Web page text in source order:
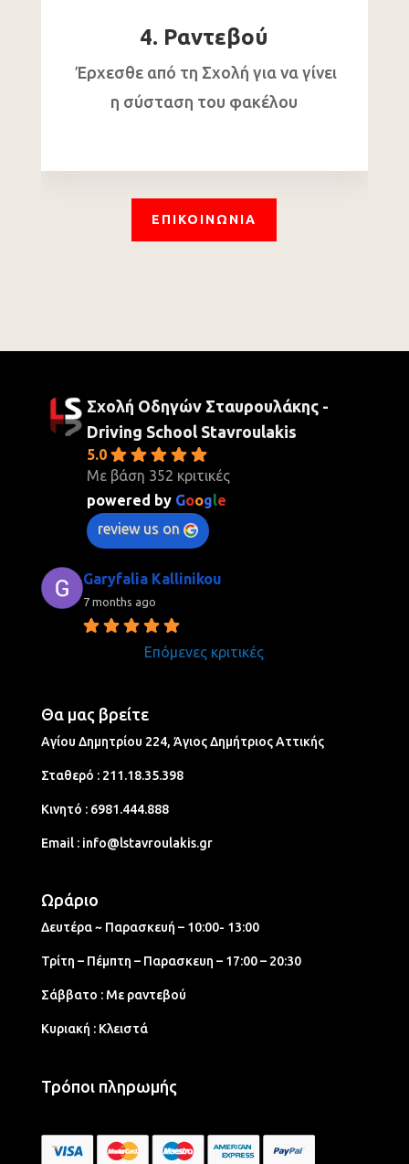
4. Ραντεβού
Έρχεσθε από τη Σχολή για να γίνει
η σύσταση του φακέλου
ΕΠΙΚΟΙΝΩΝΙΑ
Σχολή Οδηγών Σταυρουλάκης -
Driving School Stavroulakis
5.0
Με βάση 352 κριτικές
powered by Google
review us on
Garyfalia Kallinikou
7 months ago
Επόμενες κριτικές
Θα μας βρείτε
Αγίου Δημητρίου 224, Άγιος Δημήτριος Aττικής
Σταθερό : 211.18.35.398
Κινητό : 6981.444.888
Email : info@lstavroulakis.gr
Ωράριο
Δευτέρα ~ Παρασκευή – 10:00- 13:00
Τρίτη – Πέμπτη – Παρασκευη – 17:00 – 20:30
Σάββατο : Με ραντεβού
Κυριακή : Κλειστά
Τρόποι πληρωμής